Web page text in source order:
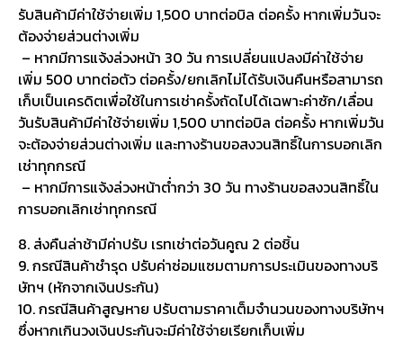
รับสินค้ามีค่าใช้จ่ายเพิ่ม 1,500 บาทต่อบิล ต่อครั้ง หากเพิ่มวันจะ
ต้องจ่ายส่วนต่างเพิ่ม
– หากมีการแจ้งล่วงหน้า 30 วัน การเปลี่ยนแปลงมีค่าใช้จ่าย
เพิ่ม 500 บาทต่อตัว ต่อครั้ง/ยกเลิกไม่ได้รับเงินคืนหรือสามารถ
เก็บเป็นเครดิตเพื่อใช้ในการเช่าครั้งถัดไปได้เฉพาะค่าซัก/เลื่อน
วันรับสินค้ามีค่าใช้จ่ายเพิ่ม 1,500 บาทต่อบิล ต่อครั้ง หากเพิ่มวัน
จะต้องจ่ายส่วนต่างเพิ่ม และทางร้านขอสงวนสิทธิ์ในการบอกเลิก
เช่าทุกกรณี
– หากมีการแจ้งล่วงหน้าต่ำกว่า 30 วัน ทางร้านขอสงวนสิทธิ์ใน
การบอกเลิกเช่าทุกกรณี
8. ส่งคืนล่าช้ามีค่าปรับ เรทเช่าต่อวันคูณ 2 ต่อชิ้น
9. กรณีสินค้าชำรุด ปรับค่าซ่อมแซมตามการประเมินของทางบริ
ษัทฯ (หักจากเงินประกัน)
10. กรณีสินค้าสูญหาย ปรับตามราคาเต็มจำนวนของทางบริษัทฯ
ซึ่งหากเกินวงเงินประกันจะมีค่าใช้จ่ายเรียกเก็บเพิ่ม